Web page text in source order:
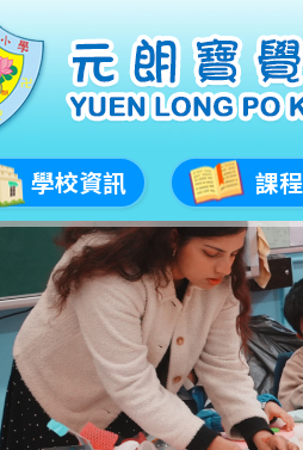
學校資訊 課